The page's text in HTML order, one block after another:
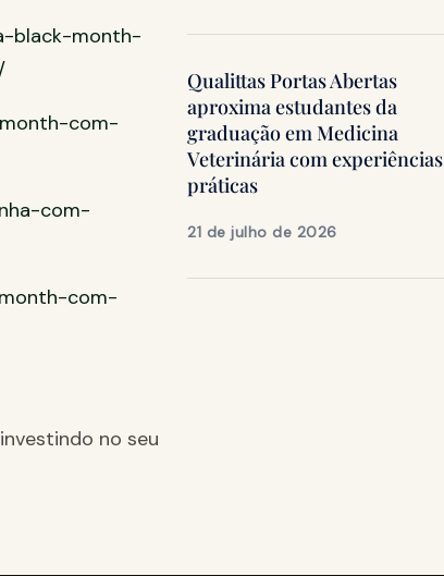
black-month-
com-
com-
com-
no seu
Qualittas Portas Abertas
aproxima estudantes da
graduação em Medicina
Veterinária com experiências
práticas
21 de julho de 2026